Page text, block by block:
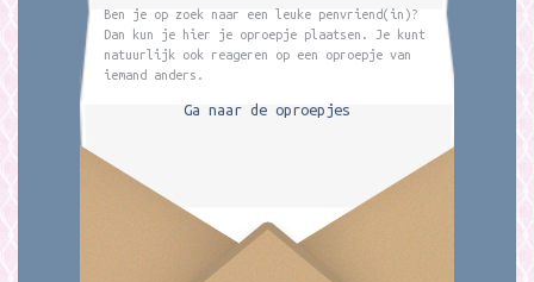
Ben je op zoek naar een leuke penvriend(in)?
Dan kun je hier je oproepje plaatsen. Je kunt
natuurlijk ook reageren op een oproepje van
iemand anders.
Ga naar de oproepjes